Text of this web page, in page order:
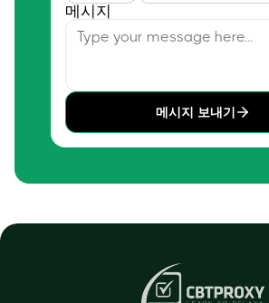
메시지
메시지 보내기